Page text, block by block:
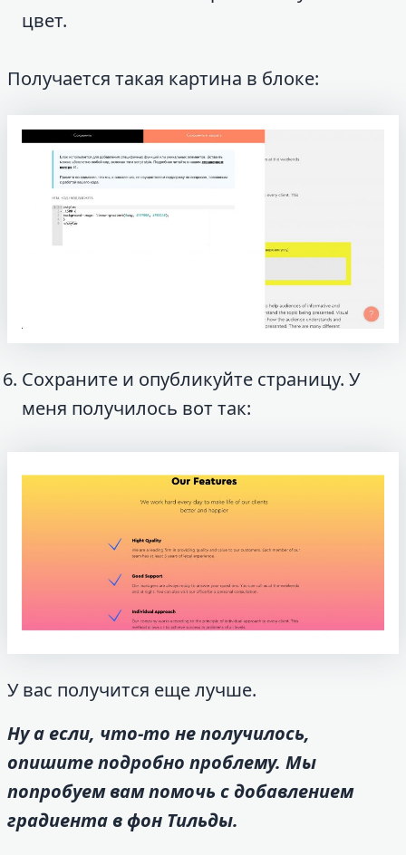
цвет.
Получается такая картина в блоке:
Сохраните и опубликуйте страницу. У
меня получилось вот так:
У вас получится еще лучше.
Ну а если, что-то не получилось,
опишите подробно проблему. Мы
попробуем вам помочь с добавлением
градиента в фон Тильды.